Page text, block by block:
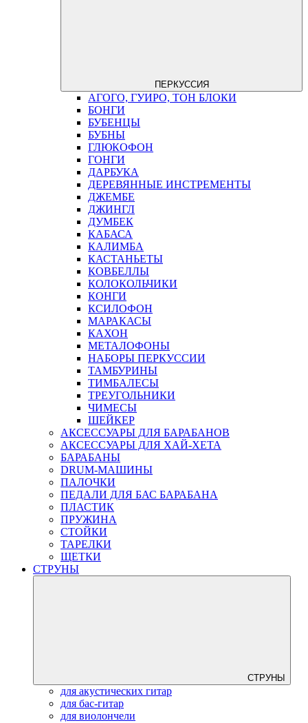
ПЕРКУССИЯ
АГОГО, ГУИРО, ТОН БЛОКИ
БОНГИ
БУБЕНЦЫ
БУБНЫ
ГЛЮКОФОН
ГОНГИ
ДАРБУКА
ДЕРЕВЯННЫЕ ИНСТРЕМЕНТЫ
ДЖЕМБЕ
ДЖИНГЛ
ДУМБЕК
КАБАСА
КАЛИМБА
КАСТАНЬЕТЫ
КОВБЕЛЛЫ
КОЛОКОЛЬЧИКИ
КОНГИ
КСИЛОФОН
МАРАКАСЫ
КАХОН
МЕТАЛОФОНЫ
НАБОРЫ ПЕРКУССИИ
ТАМБУРИНЫ
ТИМБАЛЕСЫ
ТРЕУГОЛЬНИКИ
ЧИМЕСЫ
ШЕЙКЕР
АКСЕССУАРЫ ДЛЯ БАРАБАНОВ
АКСЕССУАРЫ ДЛЯ ХАЙ-ХЕТА
БАРАБАНЫ
DRUM-МАШИНЫ
ПАЛОЧКИ
ПЕДАЛИ ДЛЯ БАС БАРАБАНА
ПЛАСТИК
ПРУЖИНА
СТОЙКИ
ТАРЕЛКИ
ЩЕТКИ
СТРУНЫ
СТРУНЫ
для акустических гитар
для бас-гитар
для виолончели